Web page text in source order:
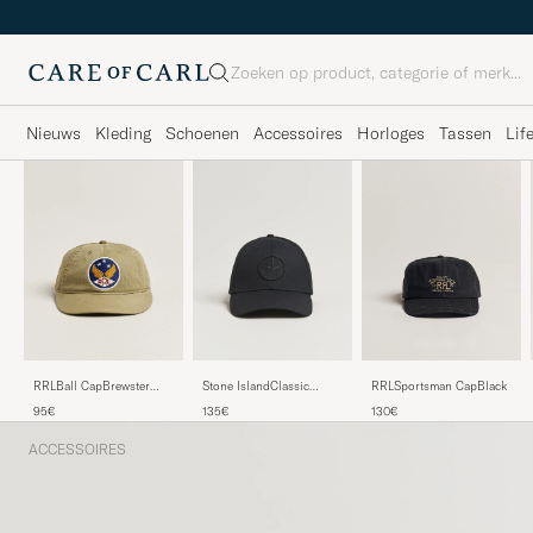
Zoeken
Nieuws Kleding Schoenen Accessoires Horloges Tassen
RRLBall CapBrewster
95€
Stone IslandClassic
135€
RRLSportsman CapBlack
130€
ACCESSOIRES